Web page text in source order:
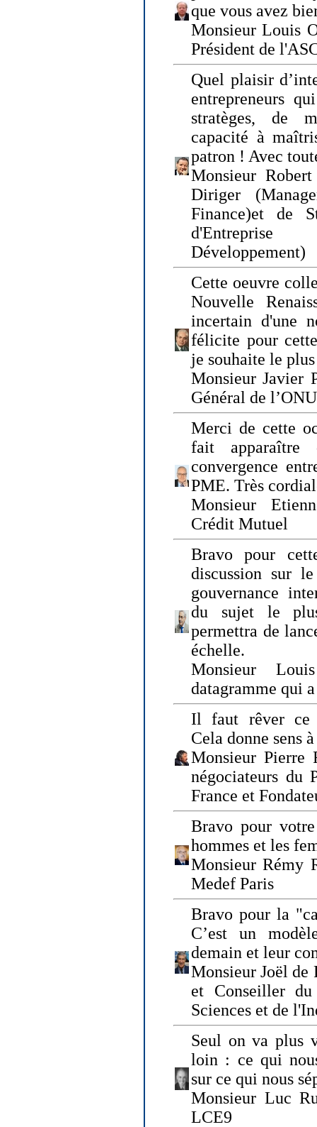
que vous avez
Monsieur Louis
Président de
Quel plaisir
entrepreneurs
stratèges, de
capacité à
patron ! Avec
Monsieur
Diriger
Finance)et de
Développement)
Cette oeuvre
Nouvelle
incertain d'une
félicite pour
je souhaite le
Monsieur Javier
Général de
Merci de cette
fait apparaître
convergence
PME. Très
Monsieur
Crédit Mutuel
Bravo pour
discussion sur
gouvernance
du sujet le
permettra de
échelle.
Monsieur
datagramme qui
Il faut rêver ce
Cela donne sens
Monsieur Pierre
négociateurs du
France et
Bravo pour
hommes et les
Monsieur Rémy
Medef Paris
Bravo pour la
C’est un
demain et leur
Monsieur Joël de
et Conseiller
Sciences et de
Seul on va plus
loin : ce qui
sur ce qui nous
Monsieur Luc
LCE9